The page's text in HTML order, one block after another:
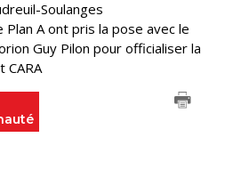
Soulanges
A ont pris la pose avec le
Guy Pilon pour officialiser la
CARA